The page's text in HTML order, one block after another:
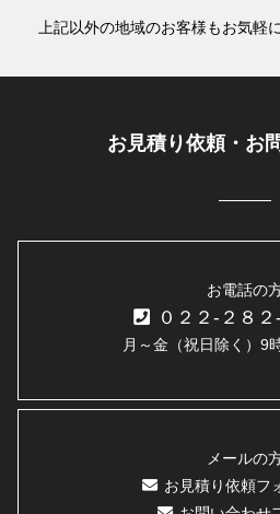
上記以外の地域のお客様もお気軽
お見積り依頼・お
お電話の
０２２-２８２
月～金（祝日除く）9
メールの
お見積り依頼フ